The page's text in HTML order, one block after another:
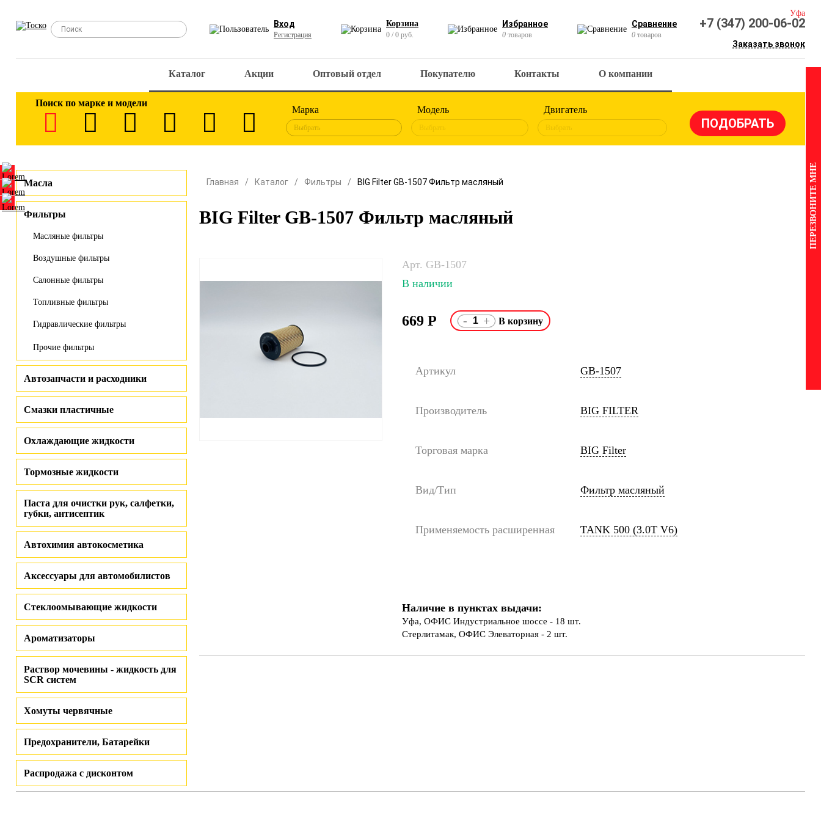
Вход
Регистрация
Корзина
0 / 0 руб.
Избранное
0 товаров
Сравнение
0 товаров
Уфа
+7 (347) 200-06-02
Заказать звонок
Каталог Акции Оптовый отдел Покупателю Контакты О компании
Поиск по марке и модели
Марка
Выбрать
Модель
Выбрать
Двигатель
Выбрать
Масла
Фильтры
Масляные фильтры
Воздушные фильтры
Салонные фильтры
Топливные фильтры
Гидравлические фильтры
Прочие фильтры
Автозапчасти и расходники
Смазки пластичные
Охлаждающие жидкости
Тормозные жидкости
Паста для очистки рук, салфетки,
губки, антисептик
Автохимия автокосметика
Аксессуары для автомобилистов
Стеклоомывающие жидкости
Ароматизаторы
Раствор мочевины - жидкость для
SCR систем
Хомуты червячные
Предохранители, Батарейки
Распродажа с дисконтом
Главная Каталог Фильтры BIG Filter GB-1507 Фильтр масляный
BIG Filter GB-1507 Фильтр масляный
Арт. GB-1507
В наличии
669 Р - +
Артикул GB-1507
Производитель BIG FILTER
Торговая марка BIG Filter
Вид/Тип Фильтр масляный
Применяемость расширенная TANK 500 (3.0T V6)
Наличие в пунктах выдачи:
Уфа, ОФИС Индустриальное шоссе - 18 шт.
Стерлитамак, ОФИС Элеваторная - 2 шт.
ПЕРЕЗВОНИТЕ МНЕ